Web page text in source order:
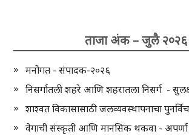
ताजा अंक – जुलै २०२६
मनोगत - संपादक-२०२६
निसर्गातली शहरे आणि शहरातला निसर्ग -
शाश्वत विकासासाठी जलव्यवस्थापनाचा
वेगाची संस्कृती आणि मानसिक थकवा - अपर्णा